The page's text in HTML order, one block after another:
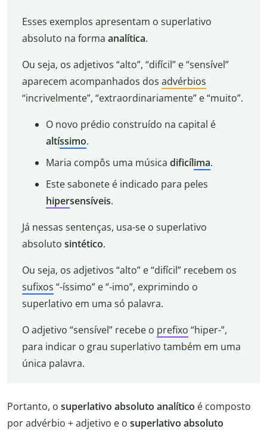
Esses exemplos apresentam o superlativo
absoluto na forma analítica.
Ou seja, os adjetivos “alto”, “difícil” e “sensível”
aparecem acompanhados dos advérbios
“incrivelmente”, “extraordinariamente” e “muito”.
O novo prédio construído na capital é
altíssimo.
Maria compôs uma música dificílima.
Este sabonete é indicado para peles
hipersensíveis.
Já nessas sentenças, usa-se o superlativo
absoluto sintético.
Ou seja, os adjetivos “alto” e “difícil” recebem os
sufixos “-íssimo” e “-imo”, exprimindo o
superlativo em uma só palavra.
O adjetivo “sensível” recebe o prefixo “hiper-”,
para indicar o grau superlativo também em uma
única palavra.
Portanto, o superlativo absoluto analítico é composto
por advérbio + adjetivo e o superlativo absoluto